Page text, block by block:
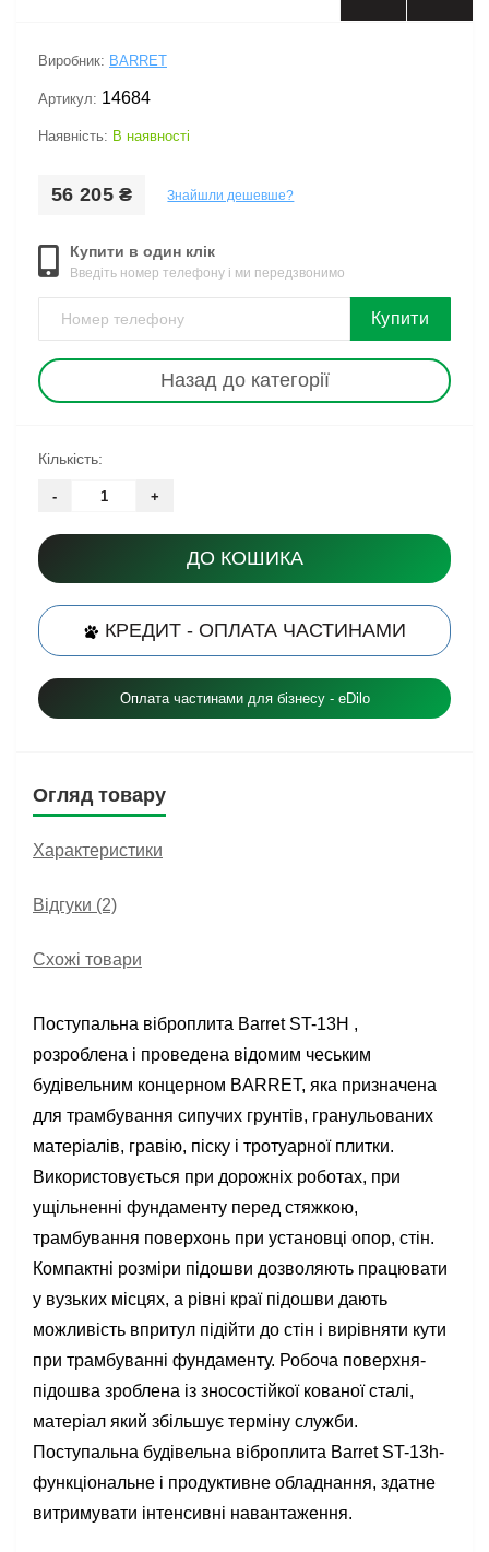
Виробник: BARRET
Артикул: 14684
Наявність: В наявності
56 205 ₴ Знайшли дешевше?
Купити в один клік
Введіть номер телефону і ми передзвонимо
Купити
Назад до категорії
Кількість:
- +
ДО КОШИКА
КРЕДИТ - ОПЛАТА ЧАСТИНАМИ
Оплата частинами для бізнесу - eDilo
Огляд товару
Характеристики
Відгуки (2)
Схожі товари
Поступальна віброплита Barret ST-13H ,
розроблена і проведена відомим чеським
будівельним концерном BARRET, яка призначена
для трамбування сипучих грунтів, гранульованих
матеріалів, гравію, піску і тротуарної плитки.
Використовується при дорожніх роботах, при
ущільненні фундаменту перед стяжкою,
трамбування поверхонь при установці опор, стін.
Компактні розміри підошви дозволяють працювати
у вузьких місцях, а рівні краї підошви дають
можливість впритул підійти до стін і вирівняти кути
при трамбуванні фундаменту. Робоча поверхня-
підошва зроблена із зносостійкої кованої сталі,
матеріал який збільшує терміну служби.
Поступальна будівельна віброплита Barret ST-13h-
функціональне і продуктивне обладнання, здатне
витримувати інтенсивні навантаження.